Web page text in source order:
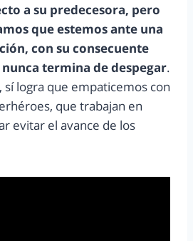
a su predecesora, pero
que estemos ante una
con su consecuente
termina de despegar.
logra que empaticemos con
que trabajan en
evitar el avance de los